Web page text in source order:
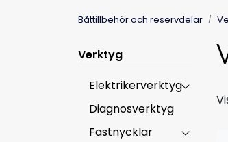
Båttillbehör och reservdelar
Verktyg
Elektrikerverktyg
Diagnosverktyg
Fastnycklar